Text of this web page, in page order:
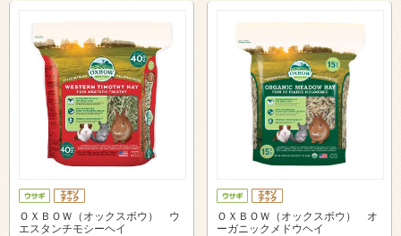
ＯＸＢＯＷ（オックスボウ） ウ
エスタンチモシーヘイ
ＯＸＢＯＷ（オックスボウ） オ
ーガニックメドウヘイ